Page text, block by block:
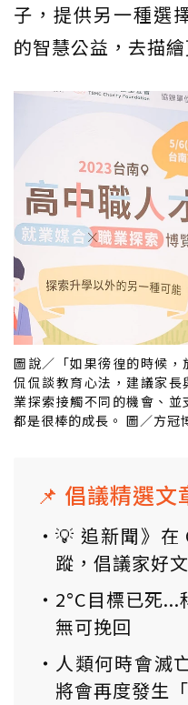
子，提供另一種選
的智慧公益，去描
圖說／「如果徬徨的時候
侃侃談教育心法，建議家
業探索接觸不同的機會、
都是很棒的成長。 圖／方冠
📌 倡議精選文
💡 追新聞》在
蹤，倡議家好
2°C目標已死
無可挽回
人類何時會滅
將會再度發生「